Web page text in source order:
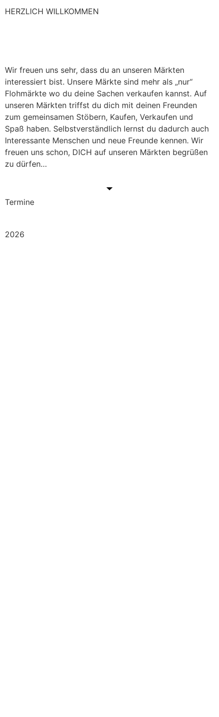
HERZLICH WILLKOMMEN
Wir freuen uns sehr, dass du an unseren Märkten
interessiert bist. Unsere Märkte sind mehr als „nur“
Flohmärkte wo du deine Sachen verkaufen kannst. Auf
unseren Märkten triffst du dich mit deinen Freunden
zum gemeinsamen Stöbern, Kaufen, Verkaufen und
Spaß haben. Selbstverständlich lernst du dadurch auch
Interessante Menschen und neue Freunde kennen. Wir
freuen uns schon, DICH auf unseren Märkten begrüßen
zu dürfen…
Termine
2026